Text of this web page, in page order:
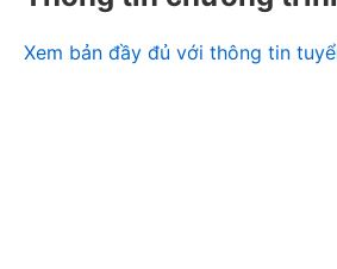
Xem bản đầy đủ với thông tin